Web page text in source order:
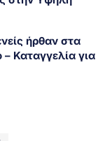
ήρθαν στα
– Καταγγελία για